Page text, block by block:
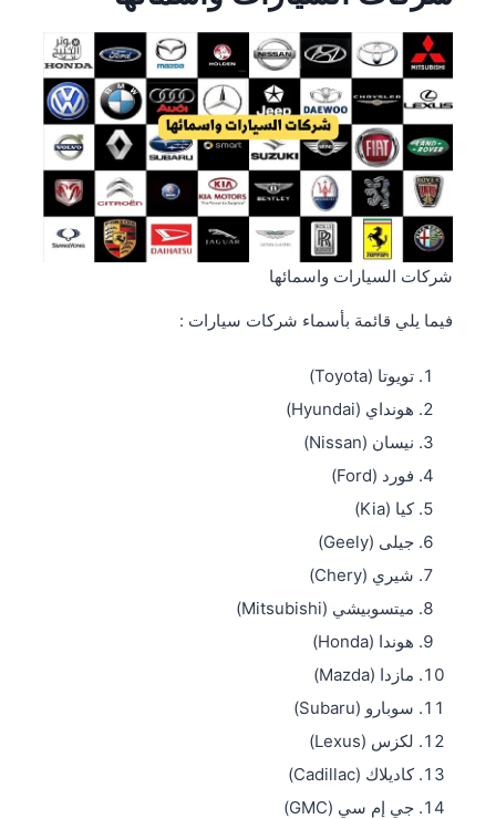
شركات السيارات واسمائها
فيما يلي قائمة بأسماء شركات سيارات :
تويوتا (Toyota)
هونداي (Hyundai)
نيسان (Nissan)
فورد (Ford)
كيا (Kia)
جيلى (Geely)
شيري (Chery)
ميتسوبيشي (Mitsubishi)
هوندا (Honda)
مازدا (Mazda)
سوبارو (Subaru)
لكزس (Lexus)
كاديلاك (Cadillac)
جي إم سي (GMC)